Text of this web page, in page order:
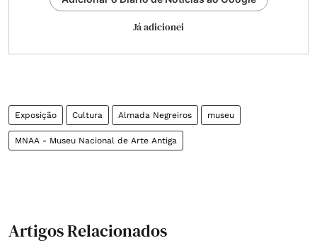
Já adicionei
Exposição Cultura Almada Negreiros museu
MNAA - Museu Nacional de Arte Antiga
Artigos Relacionados